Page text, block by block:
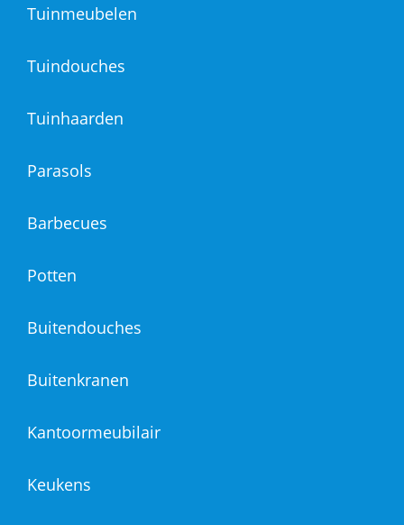
Tuinmeubelen
Tuindouches
Tuinhaarden
Parasols
Barbecues
Potten
Buitendouches
Buitenkranen
Kantoormeubilair
Keukens